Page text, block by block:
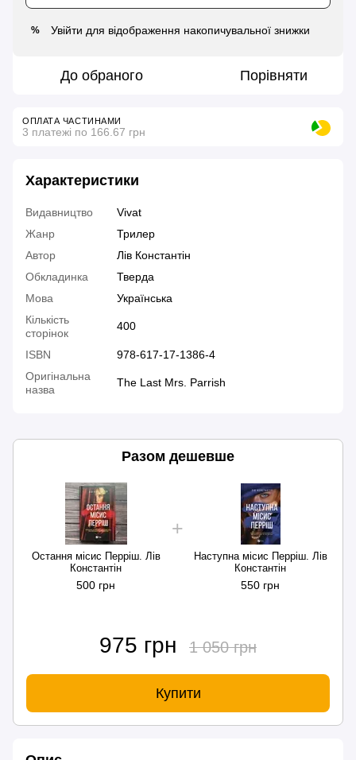
% Увійти для відображення накопичувальної знижки
До обраного Порівняти
ОПЛАТА ЧАСТИНАМИ
3 платежі по 166.67 грн
Характеристики
Видавництво
Vivat
Жанр
Трилер
Автор
Лів Константін
Обкладинка
Тверда
Мова
Українська
Кількість
сторінок
400
ISBN
978-617-17-1386-4
Оригінальна
назва
The Last Mrs. Parrish
Разом дешевше
Остання місис Перріш. Лів
Константін
500 грн
Наступна місис Перріш. Лів
Константін
550 грн
975 грн 1 050 грн
Купити